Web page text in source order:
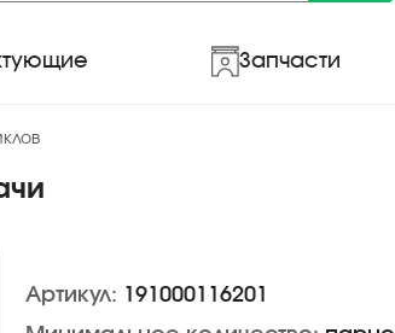
Запчасти
Артикул: 191000116201